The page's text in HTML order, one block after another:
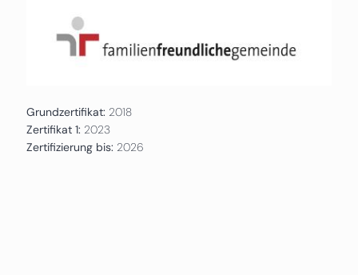
Grundzertifikat: 2018
Zertifikat 1: 2023
Zertifizierung bis: 2026